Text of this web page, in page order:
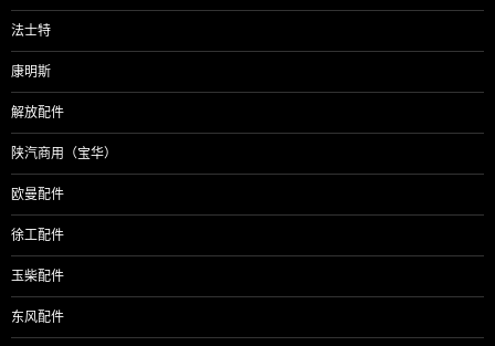
法士特
康明斯
解放配件
陕汽商用（宝华）
欧曼配件
徐工配件
玉柴配件
东风配件